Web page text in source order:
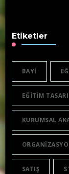
Etiketler
BAYI
EĞITIM
KURUMSAL
SATIŞ